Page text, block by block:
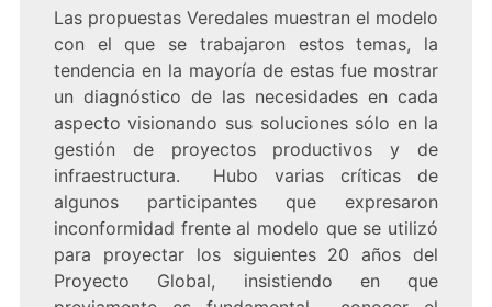
Las propuestas Veredales muestran el modelo
con el que se trabajaron estos temas, la
tendencia en la mayoría de estas fue mostrar
un diagnóstico de las necesidades en cada
aspecto visionando sus soluciones sólo en la
gestión de proyectos productivos y de
infraestructura. Hubo varias críticas de
algunos participantes que expresaron
inconformidad frente al modelo que se utilizó
para proyectar los siguientes 20 años del
Proyecto Global, insistiendo en que